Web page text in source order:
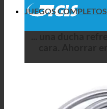
JUEGOS COMPLETOS